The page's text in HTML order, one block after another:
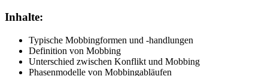
Inhalte:
Typische Mobbingformen und -handlungen
Definition von Mobbing
Unterschied zwischen Konflikt und Mobbing
Phasenmodelle von Mobbingabläufen